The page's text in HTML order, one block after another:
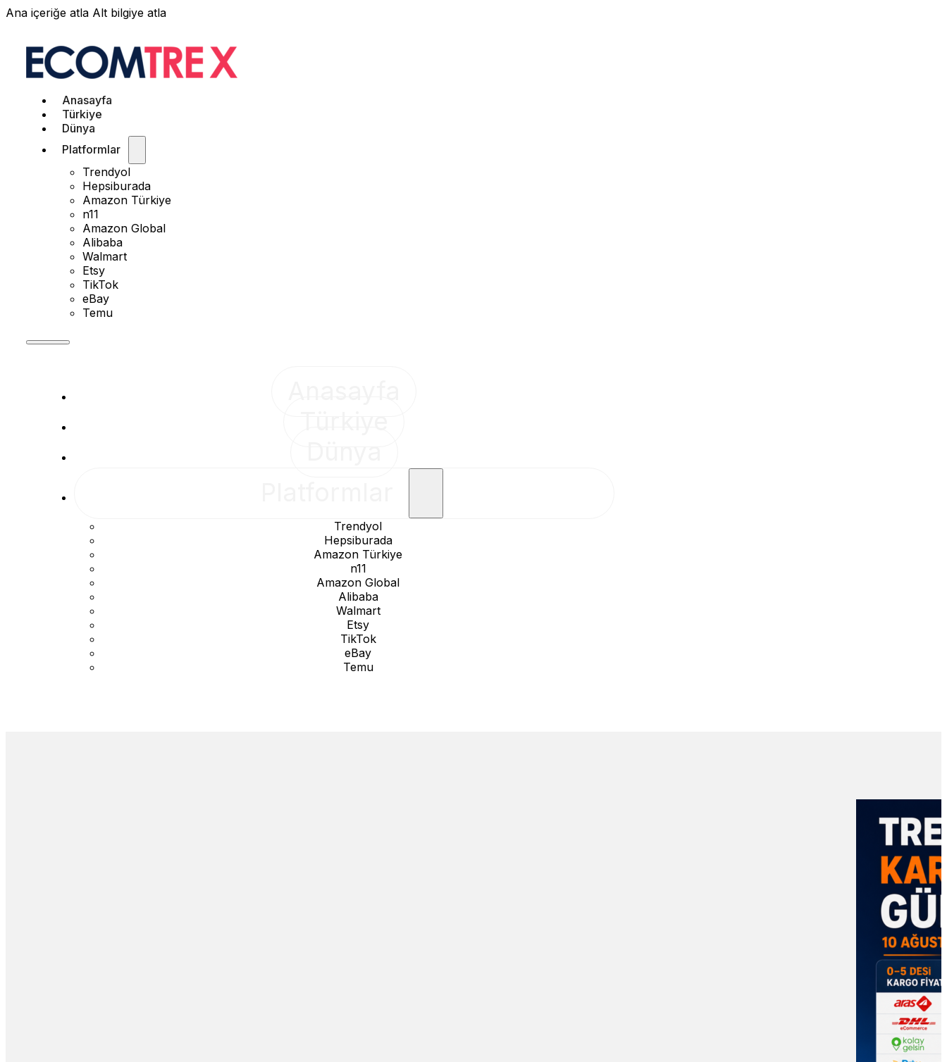
Ana içeriğe atla Alt bilgiye atla
Anasayfa
Türkiye
Dünya
Platformlar
Trendyol
Hepsiburada
Amazon Türkiye
n11
Amazon Global
Alibaba
Walmart
Etsy
TikTok
eBay
Temu
Trendyol
Hepsiburada
Amazon Türkiye
n11
Amazon Global
Alibaba
Walmart
Etsy
TikTok
eBay
Temu